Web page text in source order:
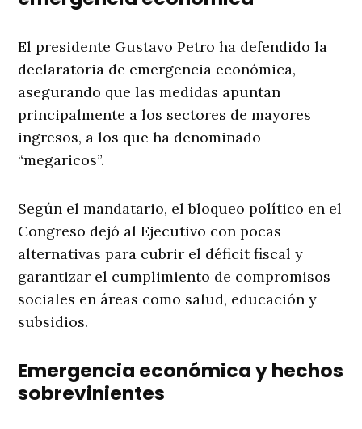
El presidente Gustavo Petro ha defendido la
declaratoria de emergencia económica,
asegurando que las medidas apuntan
principalmente a los sectores de mayores
ingresos, a los que ha denominado
“megaricos”.
Según el mandatario, el bloqueo político en el
Congreso dejó al Ejecutivo con pocas
alternativas para cubrir el déficit fiscal y
garantizar el cumplimiento de compromisos
sociales en áreas como salud, educación y
subsidios.
Emergencia económica y hechos
sobrevinientes